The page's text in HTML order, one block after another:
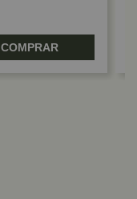
COMPRAR